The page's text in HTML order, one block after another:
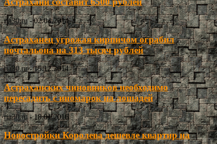
ria30.ru - 02.04.2014
Астраханец угрожая кирпичом ограбил
почтальона на 313 тысяч рублей
ria30.ru - 15.12.2014
Астраханских чиновников необходимо
пересадить с иномарок на лошадей
ria30.ru - 18.01.2016
Новостройки Королева дешевле квартир на